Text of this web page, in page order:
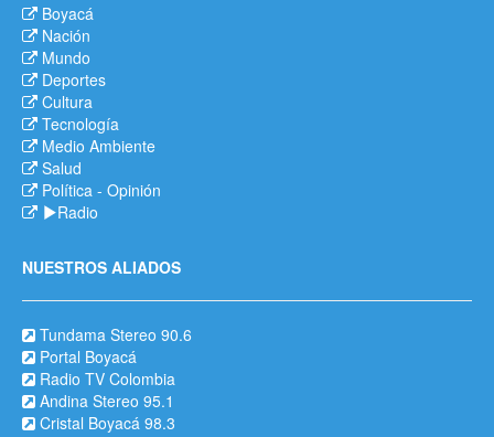
Boyacá
Nación
Mundo
Deportes
Cultura
Tecnología
Medio Ambiente
Salud
Política - Opinión
Radio
NUESTROS ALIADOS
Tundama Stereo 90.6
Portal Boyacá
Radio TV Colombia
Andina Stereo 95.1
Cristal Boyacá 98.3